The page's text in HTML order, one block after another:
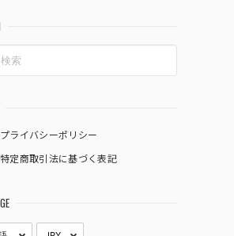
プライバシーポリシー
特定商取引法に基づく表記